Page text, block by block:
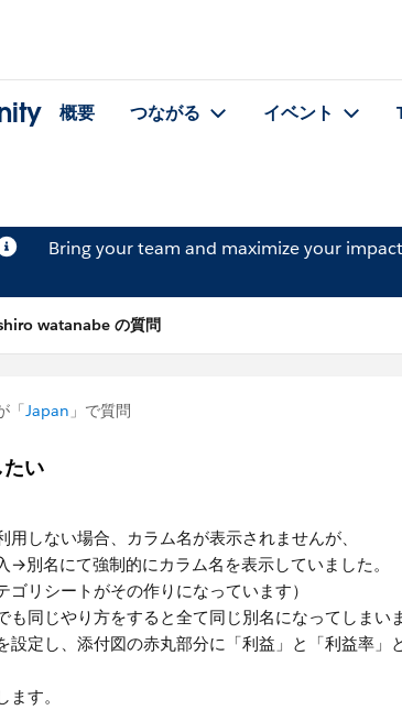
概要 つながる イベント
Bring your team and maximize your
watanabe の質問
「Japan 」で質問
い
用しない場合、カラム名が表示されませんが、
→別名にて強制的にカラム名を表示していました。
ゴリシートがその作りになっています）
も同じやり方をすると全て同じ別名になってしまいま
設定し、添付図の赤丸部分に「利益」と「利益率」
す。​